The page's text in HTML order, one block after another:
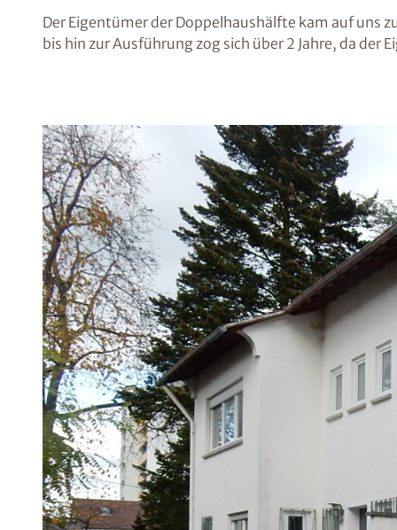
Der Eigentümer der Doppelhaushälfte kam auf uns
bis hin zur Ausführung zog sich über 2 Jahre, da der